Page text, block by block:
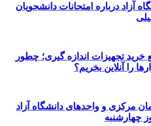
آزاد درباره امتحانات دانشجویان
خرید تجهیزات اندازه گیری؛ چطور
را آنلاین بخریم؟
مرکزی و واحدهای دانشگاه آزاد
چهارشنبه